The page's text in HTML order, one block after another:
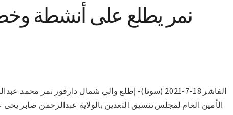
نمر يطلع على أنشطة
الفاشر 18-7-2021 (سونا)- إطلع والي شمال دارفور نمر
الأمين العام لمجلس تنسيق التعدين بالولاية عبدالرحمن صابر